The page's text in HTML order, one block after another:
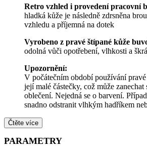
Retro vzhled i provedení pracovní
hladká kůže je následně zdrsněna
vzhledu a příjemná na dotek
Vyrobeno z pravé štípané kůže
odolná vůči opotřebení, vlhkosti a
Upozornění:
V počátečním období používání
její malé částečky, což může
oblečení. Nejedná se o barvení.
snadno odstranit vlhkým hadříkem
Čtěte více
PARAMETRY